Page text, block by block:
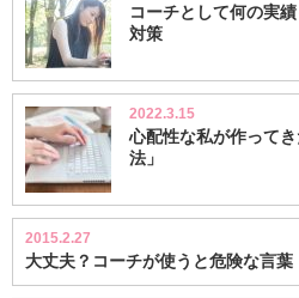
コーチとして何の実
対策
2022.3.15
心配性な私が作って
法」
2015.2.27
大丈夫？コーチが使うと危険な言葉